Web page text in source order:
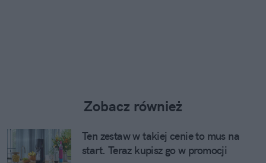
Zobacz również
Ten zestaw w takiej cenie to mus na
start. Teraz kupisz go w promocji